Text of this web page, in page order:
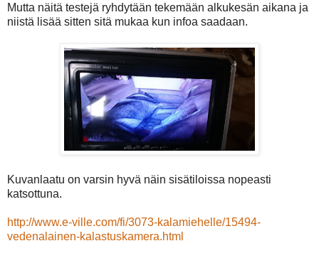
Mutta näitä testejä ryhdytään tekemään alkukesän aikana ja
niistä lisää sitten sitä mukaa kun infoa saadaan.
Kuvanlaatu on varsin hyvä näin sisätiloissa nopeasti
katsottuna.
http://www.e-ville.com/fi/3073-kalamiehelle/15494-
vedenalainen-kalastuskamera.html